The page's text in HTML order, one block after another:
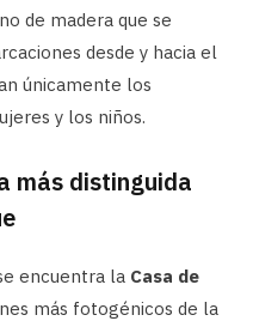
de madera que se
desde y hacia el
únicamente los
y los niños.
más distinguida
encuentra la Casa de
más fotogénicos de la